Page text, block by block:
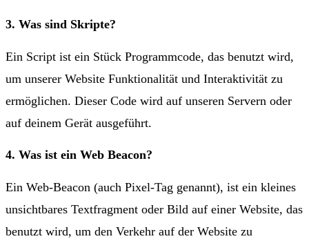
3. Was sind Skripte?
Ein Script ist ein Stück Programmcode, das benutzt wird,
um unserer Website Funktionalität und Interaktivität zu
ermöglichen. Dieser Code wird auf unseren Servern oder
auf deinem Gerät ausgeführt.
4. Was ist ein Web Beacon?
Ein Web-Beacon (auch Pixel-Tag genannt), ist ein kleines
unsichtbares Textfragment oder Bild auf einer Website, das
benutzt wird, um den Verkehr auf der Website zu